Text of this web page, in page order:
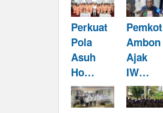
Perkuat
Pola
Asuh
Ho…
Pemkot
Ambon
Ajak
IW…